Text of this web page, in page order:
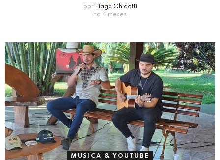
por
Tiago Ghidotti
há 4 meses
MUSICA & YOUTUBE